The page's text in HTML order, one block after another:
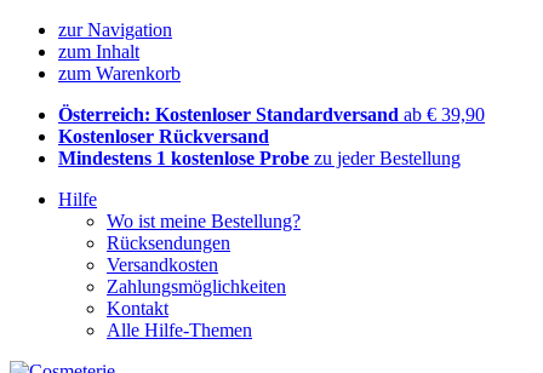
zur Navigation
zum Inhalt
zum Warenkorb
Österreich: Kostenloser Standardversand ab € 39,90
Kostenloser Rückversand
Mindestens 1 kostenlose Probe zu jeder Bestellung
Hilfe
Wo ist meine Bestellung?
Rücksendungen
Versandkosten
Zahlungsmöglichkeiten
Kontakt
Alle Hilfe-Themen